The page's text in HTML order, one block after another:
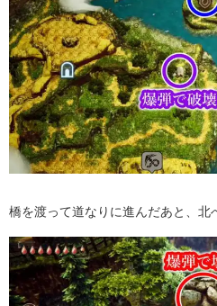
橋を渡って道なりに進んだあと、北